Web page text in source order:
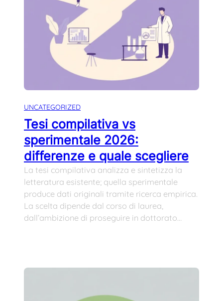
UNCATEGORIZED
Tesi compilativa vs
sperimentale 2026:
differenze e quale scegliere
La tesi compilativa analizza e sintetizza la
letteratura esistente; quella sperimentale
produce dati originali tramite ricerca empirica.
La scelta dipende dal corso di laurea,
dall’ambizione di proseguire in dottorato…